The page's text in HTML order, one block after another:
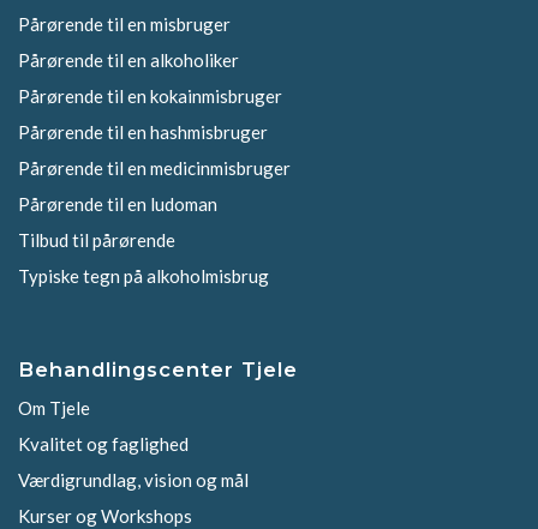
Pårørende til en misbruger
Pårørende til en alkoholiker
Pårørende til en kokainmisbruger
Pårørende til en hashmisbruger
Pårørende til en medicinmisbruger
Pårørende til en ludoman
Tilbud til pårørende
Typiske tegn på alkoholmisbrug
Behandlingscenter Tjele
Om Tjele
Kvalitet og faglighed
Værdigrundlag, vision og mål
Kurser og Workshops